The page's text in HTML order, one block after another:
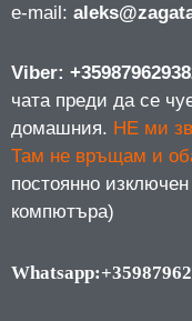
е-mail:
Viber:
чата преди да се
домашния. НЕ ми
Там не връщам и
постоянно
компютъра)